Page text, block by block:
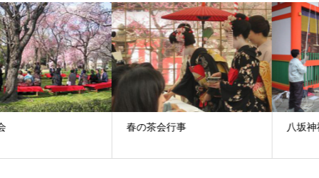
八坂神社～西楼門竣工～